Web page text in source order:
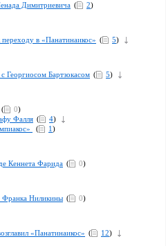
Димитриевича ( 2)
в «Панатинаикос» ( 5)
Георгиосом Бартзокасом ( 5)
( 0)
Фалля ( 4)
( 1)
Кеннета Фарида ( 0)
Франка Ниликины ( 0)
«Панатинаикос» ( 12)